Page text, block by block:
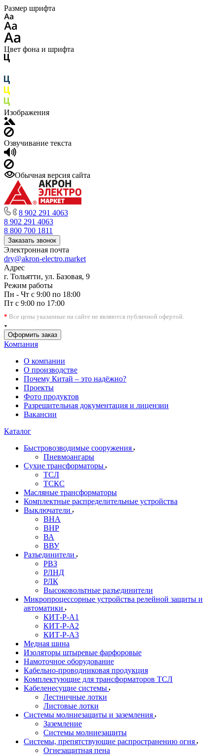
Размер шрифта
Цвет фона и шрифта
Изображения
Озвучивание текста
Обычная версия сайта
8 902 291 4063
8 902 291 4063
8 800 700 1811
Заказать звонок
Электронная почта
dry@akron-electro.market
Адрес
г. Тольятти, ул. Базовая, 9
Режим работы
Пн - Чт с 9:00 по 18:00
Пт с 9:00 по 17:00
* Все цены указанные на сайте не являются публичной офертой.
Оформить заказ
Компания
О компании
О производстве
Почему Китай – это надёжно?
Проекты
Фото продуктов
Разрешительная документация и лицензии
Вакансии
Каталог
Быстровозводимые сооружения
Пневмоангары
Сухие трансформаторы
ТСЛ
ТСКС
Масляные трансформаторы
Комплектные распределительные устройства
Выключатели
ВНА
ВНР
ВА
ВВУ
Разъединители
РВЗ
РЛНД
РЛК
Высоковольтные разъединители
Микропроцессорные устройства релейной защиты и
автоматики
КИТ-Р-А1
КИТ-Р-А2
КИТ-Р-А3
Медная шина
Изоляторы штыревые фарфоровые
Намоточное оборудование
Кабельно-проводниковая продукция
Комплектующие для трансформаторов ТСЛ
Кабеленесущие системы
Лестничные лотки
Листовые лотки
Системы молниезащиты и заземления
Заземление
Системы молниезащиты
Системы, препятствующие распространению огня
Огнезащитная пена